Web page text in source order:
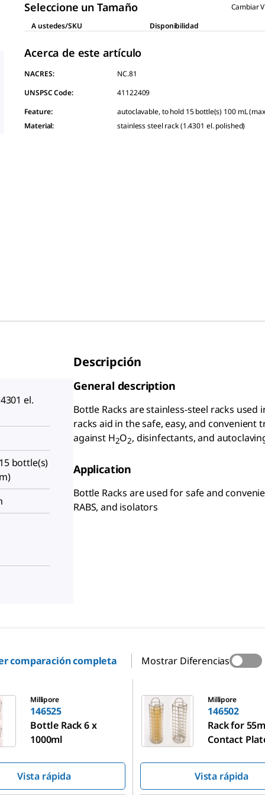
link.
Seleccione un Tamaño
Cambiar
A ustedes/SKU
Disponibilidad
Acerca de este artículo
NACRES:
NC.81
UNSPSC Code:
41122409
Feature:
autoclavable, to hold 15 bottle(s) 100 mL
Material: stainless steel rack (1.4301 el. polished)
el.
bottle(s)
Descripción
General description
Bottle Racks are stainless-steel racks used
racks aid in the safe, easy, and
against H2O2, disinfectants, and
Application
Bottle Racks are used for safe and
RABS, and isolators
comparación completa Mostrar Diferencias
Millipore
146525
Bottle Rack 6 x
1000ml
Vista rápida
Millipore
146502
Rack for
Contact
Vista rápida